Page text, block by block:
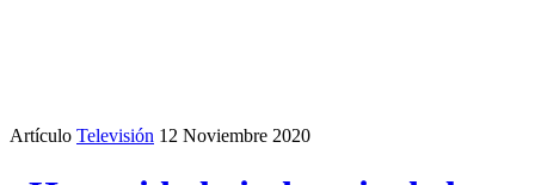
Artículo Televisión 12 Noviembre 2020